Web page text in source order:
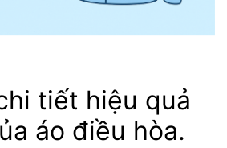
tiết hiệu quả
áo điều hòa.